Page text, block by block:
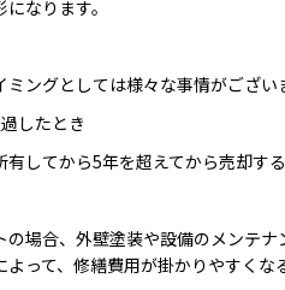
なります。
ングとしては様々な事情がござ
したとき
してから5年を超えてから売却す
場合、外壁塗装や設備のメンテ
って、修繕費用が掛かりやすくな